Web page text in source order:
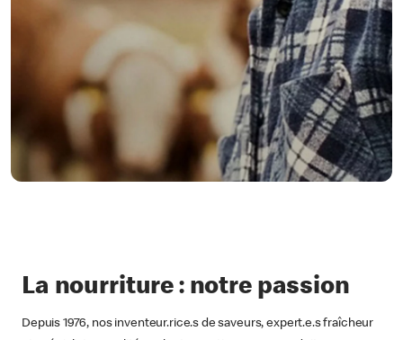
La nourriture : notre passion
Depuis 1976, nos inventeur.rice.s de saveurs, expert.e.s fraîcheur